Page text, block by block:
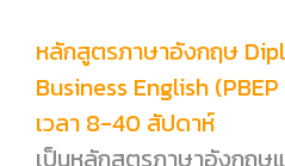
หลักสูตรภาษาอังกฤษ
Business English
เวลา 8-40 สัปดาห์